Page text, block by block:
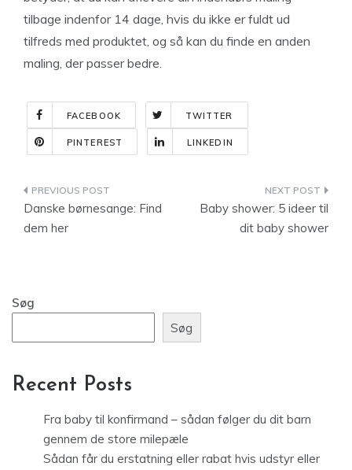
tilbage indenfor 14 dage, hvis du ikke er fuldt ud
tilfreds med produktet, og så kan du finde en anden
maling, der passer bedre.
FACEBOOK TWITTER
PINTEREST LINKEDIN
Indlægsnavigation
Danske børnesange: Find
dem her
Baby shower: 5 ideer til
dit baby shower
Søg
Søg
Recent Posts
Fra baby til konfirmand – sådan følger du dit barn
gennem de store milepæle
Sådan får du erstatning eller rabat hvis udstyr eller